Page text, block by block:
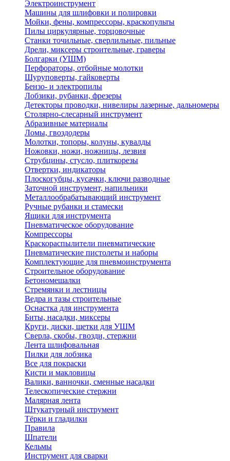
Электроинструмент
Машины для шлифовки и полировки
Мойки, фены, компрессоры, краскопульты
Пилы циркулярные, торцовочные
Станки точильные, сверлильные, пильные
Дрели, миксеры строительные, граверы
Болгарки (УШМ)
Перфораторы, отбойные молотки
Шуруповерты, гайковерты
Бензо- и электропилы
Лобзики, рубанки, фрезеры
Детекторы проводки, нивелиры лазерные, дальномеры
Столярно-слесарный инструмент
Абразивные материалы
Ломы, гвоздодеры
Молотки, топоры, колуны, кувалды
Ножовки, ножи, ножницы, лезвия
Струбцины, стусло, плиткорезы
Отвертки, индикаторы
Плоскогубцы, кусачки, ключи разводные
Заточной инструмент, напильники
Металлообрабатывающий инструмент
Ручные рубанки и стамески
Ящики для инструмента
Пневматическое оборудование
Компрессоры
Краскораспылители пневматические
Пневматические пистолеты и наборы
Комплектующие для пневмоинструмента
Строительное оборудование
Бетономешалки
Стремянки и лестницы
Ведра и тазы строительные
Оснастка для инструмента
Биты, насадки, миксеры
Круги, диски, щетки для УШМ
Сверла, скобы, гвозди, стержни
Лента шлифовальная
Пилки для лобзика
Все для покраски
Кисти и макловицы
Валики, ванночки, сменные насадки
Телескопические стержни
Малярная лента
Штукатурный инструмент
Тёрки и гладилки
Правила
Шпатели
Кельмы
Инструмент для сварки